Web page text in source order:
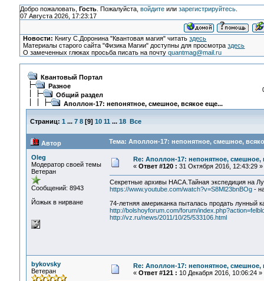
Добро пожаловать, Гость. Пожалуйста, войдитеили зарегистрируйтесь.
07 Августа 2026, 17:23:17
Новости: Книгу С.Доронина "Квантовая магия" читатьздесь
Материалы старого сайта "Физика Магии" доступны для просмотраздесь
О замеченных глюках просьба писать на почтуquantmag@mail.ru
Квантовый Портал
Разное
Общий раздел
Аполлон-17: непонятное, смешное, всякое еще...
Страниц: 1 ... 7 8[9] 10 11 ... 18 Все
Автор Тема: Аполлон-17: непонятное, смешное,
Oleg
Модератор своей темы
Ветеран
Сообщений: 8943
Йожык в нирване
Re: Аполлон-17: непонятное, смешное,
« Ответ #120 : 31 Октября 2016, 12:43:29 »
Секретные архивы НАСА.Тайная экспедиция на
https://www.youtube.com/watch?v=S8Ml23bnBOg-
74-летняя американка пыталась продать лунный
http://bolshoyforum.com/forum/
http://vz.ru/news/2011/10/25/533106.html
bykovsky
Ветеран
Re: Аполлон-17: непонятное, смешное,
« Ответ #121 : 10 Декабря 2016, 10:06:24 »